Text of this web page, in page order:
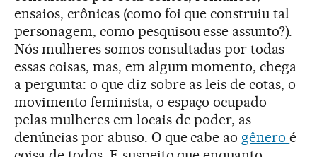
ensaios, crônicas (como foi que construiu tal
personagem, como pesquisou esse assunto?).
Nós mulheres somos consultadas por todas
essas coisas, mas, em algum momento, chega
a pergunta: o que diz sobre as leis de cotas, o
movimento feminista, o espaço ocupado
pelas mulheres em locais de poder, as
denúncias por abuso. O que cabe ao gêneroé